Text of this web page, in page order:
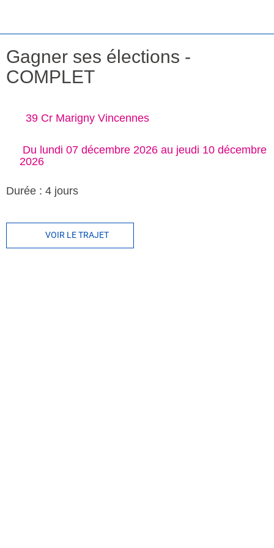
Gagner ses élections -
COMPLET
39 Cr Marigny Vincennes
2026
Durée : 4 jours
VOIR LE TRAJET